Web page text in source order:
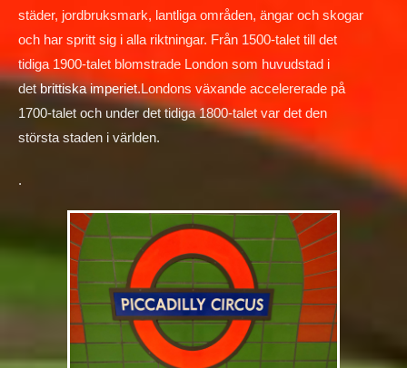
städer, jordbruksmark, lantliga områden, ängar och skogar
och har spritt sig i alla riktningar. Från 1500-talet till det
tidiga 1900-talet blomstrade London som huvudstad i
detbrittiska imperiet.Londons växande accelererade på
1700-talet och under det tidiga 1800-talet var det den
största staden i världen.
.